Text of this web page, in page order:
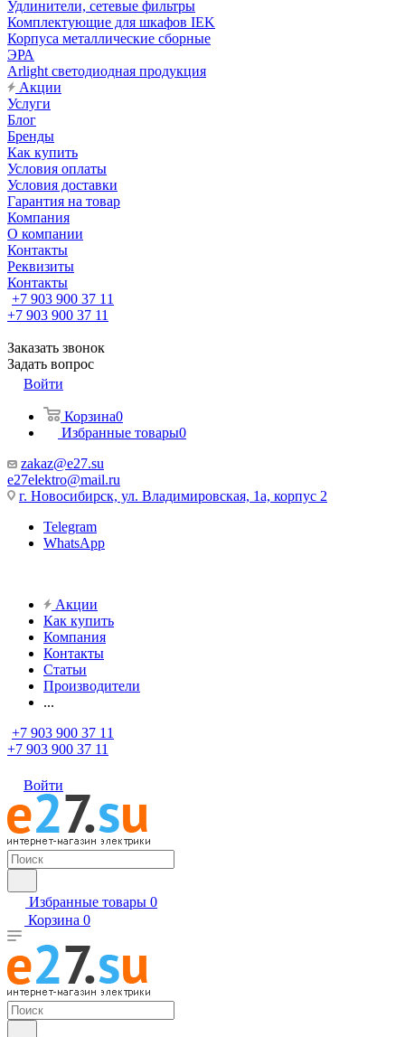
Удлинители, сетевые фильтры
Комплектующие для шкафов IEK
Корпуса металлические сборные
ЭРА
Arlight светодиодная продукция
Акции
Услуги
Блог
Бренды
Как купить
Условия оплаты
Условия доставки
Гарантия на товар
Компания
О компании
Контакты
Реквизиты
Контакты
+7 903 900 37 11
+7 903 900 37 11
Заказать звонок
Задать вопрос
Войти
Корзина0
Избранные товары0
zakaz@e27.su
e27elektro@mail.ru
г. Новосибирск, ул. Владимировская, 1а, корпус 2
Telegram
WhatsApp
Акции
Как купить
Компания
Контакты
Статьи
Производители
...
+7 903 900 37 11
+7 903 900 37 11
Войти
Избранные товары 0
Корзина 0